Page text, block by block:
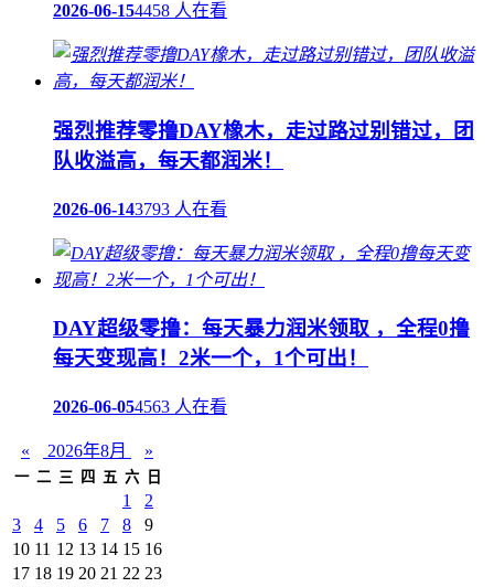
2026-06-154458 人在看
强烈推荐零撸DAY橡木，走过路过别错过，团
队收溢高，每天都润米！
2026-06-143793 人在看
DAY超级零撸：每天暴力润米领取 ，全程0撸
每天变现高！2米一个，1个可出！
2026-06-054563 人在看
« 2026年8月 »
一 二 三 四 五 六 日
1
2
3
4 5 6 7 8
9
10 11 12 13 14 15 16
17 18 19 20 21 22 23